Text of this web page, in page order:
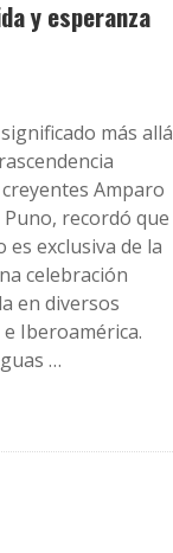
y esperanza
más allá
Amparo
recordó que
es exclusiva de la
celebración
en diversos
Iberoamérica.
…